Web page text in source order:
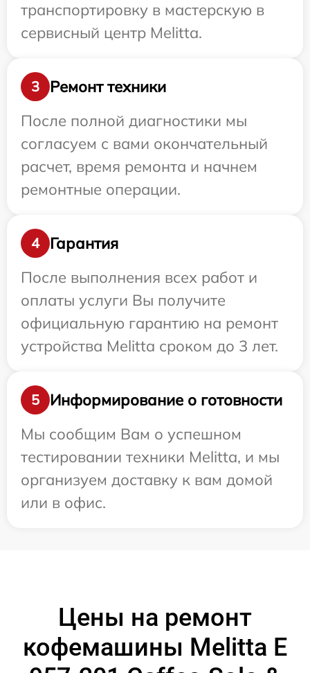
транспортировку в мастерскую в
сервисный центр Melitta.
3
Ремонт техники
После полной диагностики мы
согласуем с вами окончательный
расчет, время ремонта и начнем
ремонтные операции.
4
Гарантия
После выполнения всех работ и
оплаты услуги Вы получите
официальную гарантию на ремонт
устройства Melitta сроком до 3 лет.
5
Информирование о готовности
Мы сообщим Вам о успешном
тестировании техники Melitta, и мы
организуем доставку к вам домой
или в офис.
Цены на ремонт
кофемашины Melitta E